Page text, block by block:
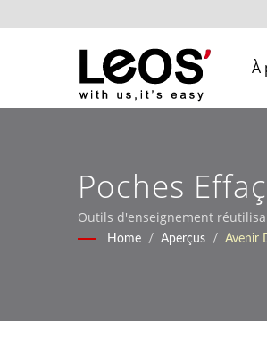
À
Poches
Des
Outils d'enseignement
Home / Aperçus / Avenir